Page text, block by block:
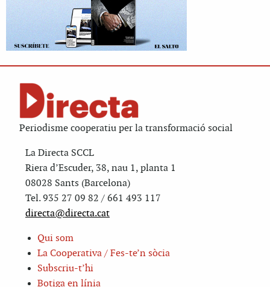
Periodisme cooperatiu per la transformació social
La Directa SCCL
Riera d’Escuder, 38, nau 1, planta 1
08028 Sants (Barcelona)
Tel. 935 27 09 82 / 661 493 117
directa@directa.cat
Qui som
La Cooperativa / Fes-te’n sòcia
Subscriu-t’hi
Botiga en línia